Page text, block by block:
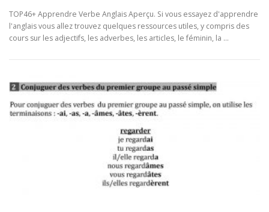
TOP46+ Apprendre Verbe Anglais Aperçu. Si vous essayez d'apprendre
l'anglais vous allez trouvez quelques ressources utiles, y compris des
cours sur les adjectifs, les adverbes, les articles, le féminin, la …